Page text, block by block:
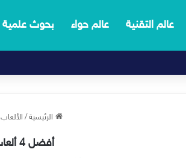
عالم التقنية عالم حواء بحوث علمية
الرئيسية / الألعاب
أفضل 4 ألعاب حرب للكمبيوتر اون لاين 2021